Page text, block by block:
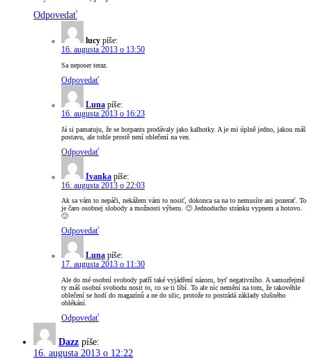
Odpovedať
lucy píše:
16. augusta 2013 o 13:50
Sa neposer teraz.
Odpovedať
Luna píše:
16. augusta 2013 o 16:23
Já si pamatuju, že se hotpants prodávaly jako kalhotky. A je mi úplně jedno, jakou máš
postavu, ale tohle prostě není oblečení na ven.
Odpovedať
Ivanka píše:
16. augusta 2013 o 22:03
Ak sa vám to nepáči, nekážem vám to nosiť, dokonca sa na to nemusíte ani pozerať. To
je čaro osobnej slobody a možnosti výberu. 🙂 Jednoducho stránku vypnem a hotovo.
🙂
Odpovedať
Luna píše:
17. augusta 2013 o 11:30
Ale do mé osobní svobody patří také vyjádření názoru, byť negativního. A samozřejmě
ty máš osobní svobodu nosit to, co se ti líbí. To ale nic nemění na tom, že takovéhle
oblečení se hodí do magazínů a ne do ulic, protože to postrádá základy slušného
oblékání.
Odpovedať
Dazz píše:
16. augusta 2013 o 12:22